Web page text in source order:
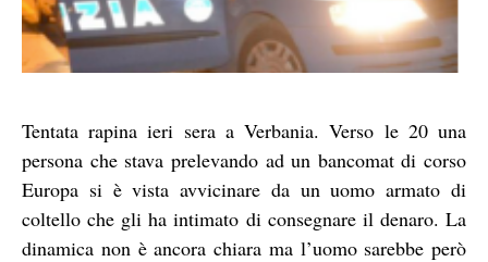
Tentata rapina ieri sera a Verbania. Verso le 20 una
persona che stava prelevando ad un bancomat di corso
Europa si è vista avvicinare da un uomo armato di
coltello che gli ha intimato di consegnare il denaro. La
dinamica non è ancora chiara ma l’uomo sarebbe però